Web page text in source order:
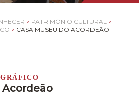
> PATRIMÓNIO CULTURAL >
> CASA MUSEU DO ACORDEÃO
Acordeão